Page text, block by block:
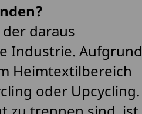
daraus
Industrie. Aufgrund
Heimtextilbereich
oder Upcycling.